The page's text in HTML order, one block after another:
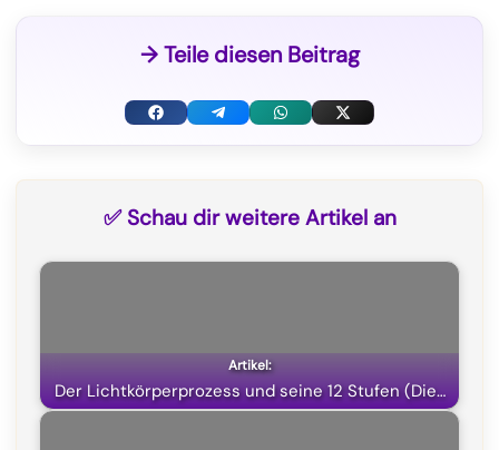
→ Teile diesen Beitrag
F
o
k
T
a
m
W
p
p
X
T
t
e
✅ Schau dir weitere Artikel an
Der Lichtkörperprozess und seine 12 Stufen (Die…